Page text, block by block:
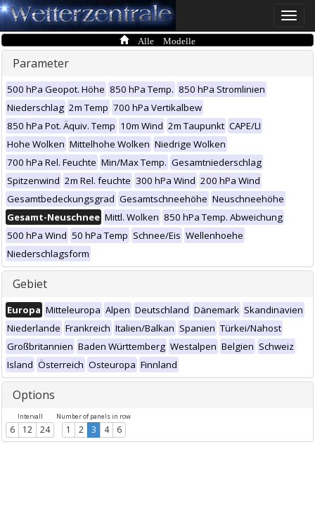
Toggle
Alle Modelle
Parameter
500 hPa Geopot. Höhe 850 hPa Temp. 850 hPa Stromlinien
Niederschlag 2m Temp 700 hPa Vertikalbew
850 hPa Pot. Äquiv. Temp 10m Wind 2m Taupunkt CAPE/LI
Hohe Wolken Mittelhohe Wolken Niedrige Wolken
700 hPa Rel. Feuchte Min/Max Temp. Gesamtniederschlag
Spitzenwind 2m Rel. feuchte 300 hPa Wind 200 hPa Wind
Gesamtbedeckungsgrad Gesamtschneehöhe Neuschneehöhe
Gesamt-Neuschnee Mittl. Wolken 850 hPa Temp. Abweichung
500 hPa Wind 50 hPa Temp Schnee/Eis Wellenhoehe
Niederschlagsform
Gebiet
Europa Mitteleuropa Alpen Deutschland Dänemark Skandinavien
Niederlande Frankreich Italien/Balkan Spanien Türkei/Nahost
Großbritannien Baden Württemberg Westalpen Belgien Schweiz
Island Österreich Osteuropa Finnland
Options
Intervall
6 12 24
Number of panels in row
1 2 3 4 6